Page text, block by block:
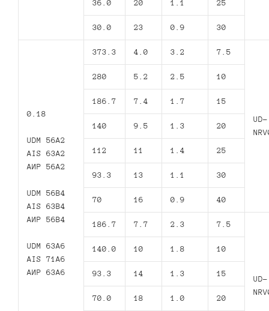
36.0 20 1.1 25
30.0 23 0.9 30
0.18
UDM 56A2
AIS 63A2
АИР 56А2
UDM 56B4
AIS 63B4
АИР 56В4
UDM 63A6
AIS 71A6
АИР 63А6
373.3 4.0 3.2 7.5
UD-
280 5.2 2.5 10
186.7 7.4 1.7 15
140 9.5 1.3 20
112 11 1.4 25
93.3 13 1.1 30
70 16 0.9 40
186.7 7.7 2.3 7.5
UD-
140.0 10 1.8 10
93.3 14 1.3 15
70.0 18 1.0 20